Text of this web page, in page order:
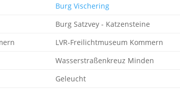
Burg Vischering
Burg Satzvey - Katzensteine
LVR-Freilichtmuseum Kommern
Wasserstraßenkreuz Minden
Geleucht